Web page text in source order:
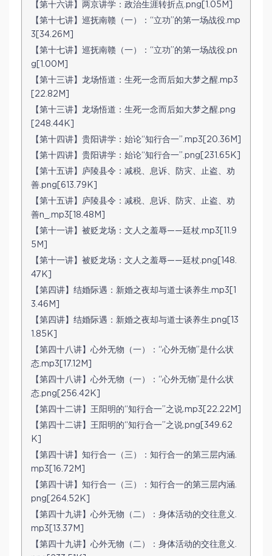
【第十六讲】两京讲学：政治生涯转折点.png[1.05M]
【第十七讲】巡抚南赣（一）：“立功”的第一场战役.mp
3[34.26M]
【第十七讲】巡抚南赣（一）：“立功”的第一场战役.pn
g[1.00M]
【第十三讲】龙场悟道：生死一念而后如大梦之醒.mp3
[22.82M]
【第十三讲】龙场悟道：生死一念而后如大梦之醒.png
[248.44K]
【第十四讲】贵阳讲学：始论“知行合一”.mp3[20.36M]
【第十四讲】贵阳讲学：始论“知行合一”.png[231.65K]
【第十五讲】庐陵县令：减税、息诉、防灾、止盗、劝
善.png[613.79K]
【第十五讲】庐陵县令：减税、息诉、防灾、止盗、劝
善n_.mp3[18.48M]
【第十一讲】被贬龙场：文人之羞辱——廷杖.mp3[11.9
5M]
【第十一讲】被贬龙场：文人之羞辱——廷杖.png[148.
47K]
【第四讲】结婚际遇：新婚之夜却与道士谈养生.mp3[1
3.46M]
【第四讲】结婚际遇：新婚之夜却与道士谈养生.png[13
1.85K]
【第四十八讲】心外无物（一）：“心外无物”是什么状
态.mp3[17.12M]
【第四十八讲】心外无物（一）：“心外无物”是什么状
态.png[256.42K]
【第四十二讲】王阳明的“知行合一”之说.mp3[22.22M]
【第四十二讲】王阳明的“知行合一”之说.png[349.62
K]
【第四十讲】知行合一（三）：知行合一的第三层内涵.
mp3[16.72M]
【第四十讲】知行合一（三）：知行合一的第三层内涵.
png[264.52K]
【第四十九讲】心外无物（二）：身体活动的交往意义.
mp3[13.37M]
【第四十九讲】心外无物（二）：身体活动的交往意义.